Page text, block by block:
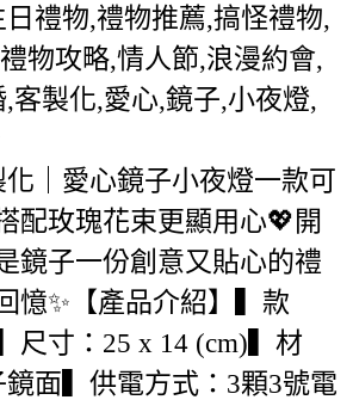
禮物,禮物推薦,搞怪禮物,
物攻略,情人節,浪漫約會,
客製化,愛心,鏡子,小夜燈,
化｜愛心鏡子小夜燈一款可
配玫瑰花束更顯用心💖開
鏡子一份創意又貼心的禮
憶✨【產品介紹】▍款
尺寸：25 x 14 (cm)▍材
鏡面▍供電方式：3顆3號電